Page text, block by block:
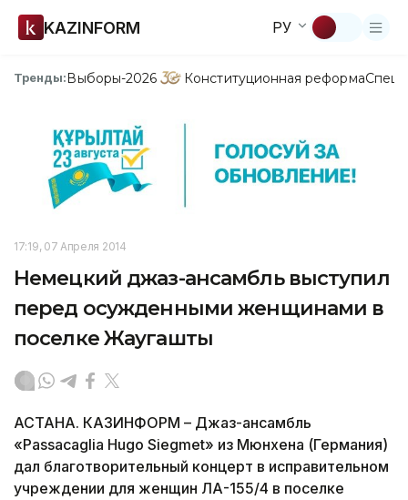
KAZINFORM РУ
Тренды:Выборы-2026 Конституционная реформа
17:19, 07 Апреля 2014
Немецкий джаз-ансамбль выступил
перед осужденными женщинами в
поселке Жаугашты
АСТАНА. КАЗИНФОРМ – Джаз-ансамбль
«Passacaglia Hugo Siegmet» из Мюнхена (Германия)
дал благотворительный концерт в исправительном
учреждении для женщин ЛА-155/4 в поселке